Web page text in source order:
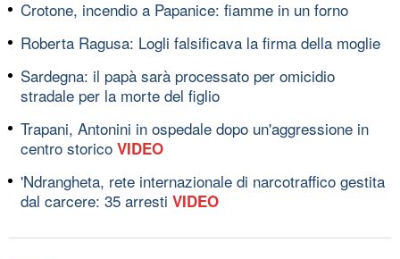
Crotone, incendio a Papanice: fiamme in un forno
Roberta Ragusa: Logli falsificava la firma della moglie
Sardegna: il papà sarà processato per omicidio
stradale per la morte del figlio
Trapani, Antonini in ospedale dopo un'aggressione in
centro storico VIDEO
'Ndrangheta, rete internazionale di narcotraffico gestita
dal carcere: 35 arresti VIDEO